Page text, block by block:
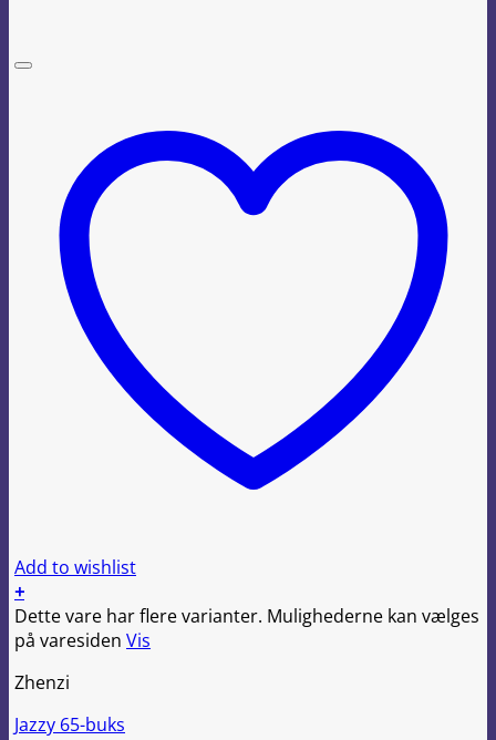
Add to wishlist
+
Dette vare har flere varianter. Mulighederne kan vælges
på varesiden Vis
Zhenzi
Jazzy 65-buks